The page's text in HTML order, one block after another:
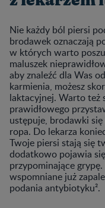
Nie każdy ból piersi
brodawek oznaczają
w których warto
maluszek
aby znaleźć dla Was
karmienia, możesz
laktacyjnej. Warto też
prawidłowego
ustępuje, brodawki
ropa. Do lekarza
Twoje piersi stają się
dodatkowo pojawia
przypominające
wspomniane już
podania antybiotyku².